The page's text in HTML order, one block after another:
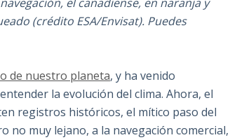
el canadiense, en naranja y
(crédito ESA/Envisat). Puedes
de nuestro planeta, y ha venido
la evolución del clima. Ahora, el
registros históricos, el mítico paso del
muy lejano, a la navegación comercial,